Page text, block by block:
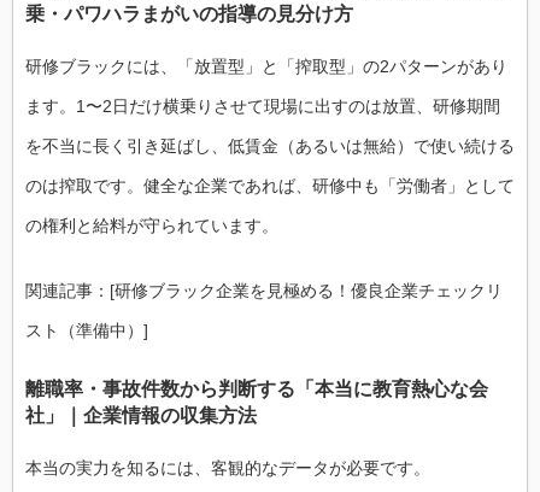
乗・パワハラまがいの指導の見分け方
研修ブラックには、「放置型」と「搾取型」の2パターンがあり
ます。1〜2日だけ横乗りさせて現場に出すのは放置、研修期間
を不当に長く引き延ばし、低賃金（あるいは無給）で使い続ける
のは搾取です。健全な企業であれば、研修中も「労働者」として
の権利と給料が守られています。
関連記事：[研修ブラック企業を見極める！優良企業チェックリ
スト（準備中）]
離職率・事故件数から判断する「本当に教育熱心な会
社」｜企業情報の収集方法
本当の実力を知るには、客観的なデータが必要です。